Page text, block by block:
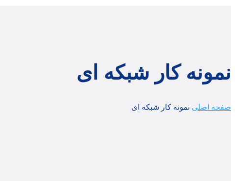
نمونه کار شبکه ای
صفحه اصلی نمونه کار شبکه ای